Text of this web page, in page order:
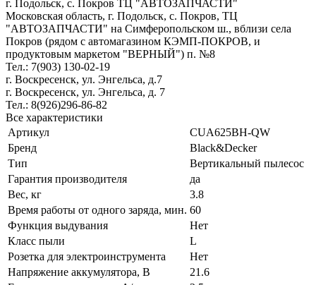
г. Подольск, c. Покров ТЦ "АВТОЗАПЧАСТИ"
Московская область, г. Подольск, c. Покров, ТЦ
"АВТОЗАПЧАСТИ" на Симферопольском ш., вблизи села
Покров (рядом с автомагазином КЭМП-ПОКРОВ, и
продуктовым маркетом "ВЕРНЫЙ") п. №8
Тел.: 7(903) 130-02-19
г. Воскресенск, ул. Энгельса, д.7
г. Воскресенск, ул. Энгельса, д. 7
Тел.: 8(926)296-86-82
Все характеристики
Артикул
CUA625BH-QW
Бренд
Black&Decker
Тип
Вертикальный пылесос
Гарантия производителя
да
Вес, кг
3.8
Время работы от одного заряда, мин. 60
Функция выдувания
Нет
Класс пыли
L
Розетка для электроинструмента
Нет
Напряжение аккумулятора, В
21.6